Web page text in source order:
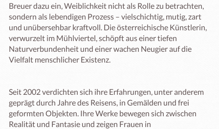
Breuer dazu ein, Weiblichkeit nicht als Rolle zu betrachten,
sondern als lebendigen Prozess – vielschichtig, mutig, zart
und unübersehbar kraftvoll. Die österreichische Künstlerin,
verwurzelt im Mühlviertel, schöpft aus einer tiefen
Naturverbundenheit und einer wachen Neugier auf die
Vielfalt menschlicher Existenz.
Seit 2002 verdichten sich ihre Erfahrungen, unter anderem
geprägt durch Jahre des Reisens, in Gemälden und frei
geformten Objekten. Ihre Werke bewegen sich zwischen
Realität und Fantasie und zeigen Frauen in